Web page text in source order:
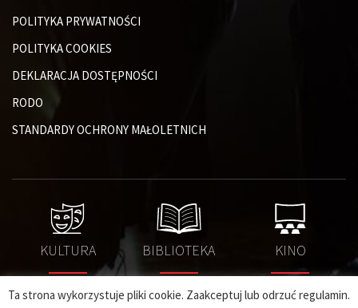
POLITYKA PRYWATNOŚCI
POLITYKA COOKIES
DEKLARACJA DOSTĘPNOŚCI
RODO
STANDARDY OCHRONY MAŁOLETNICH
KULTURA BIBLIOTEKA KINO
Ta strona wykorzystuje pliki cookie. Zaakceptuj lub odrzuć regulamin.